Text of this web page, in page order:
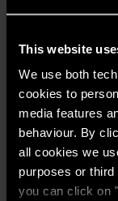
This website
We use both
cookies to
media features
behaviour. By
all cookies we
purposes or
you can click on